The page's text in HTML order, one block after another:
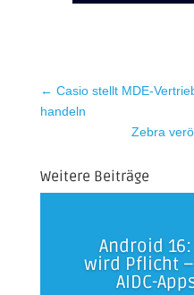
← Casio stellt MDE-
handeln
Zebra
Weitere Beiträge
Android
wird Pflicht
AIDC-